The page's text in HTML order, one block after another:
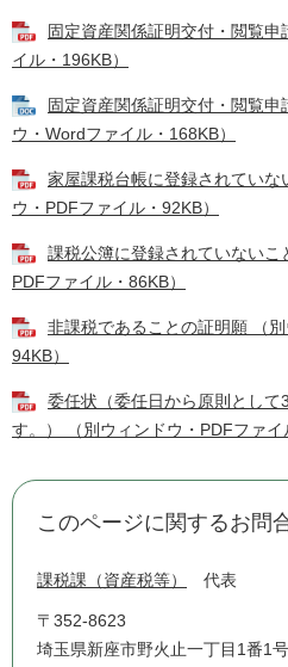
固定資産関係証明交付・閲覧
イル・196KB）
固定資産関係証明交付・閲覧
ウ・Wordファイル・168KB）
家屋課税台帳に登録されていな
ウ・PDFファイル・92KB）
課税公簿に登録されていないこ
PDFファイル・86KB）
非課税であることの証明願 （
94KB）
委任状（委任日から原則とし
す。） （別ウィンドウ・PDFファイ
このページに関するお問
課税課（資産税等） 代表
〒352-8623
埼玉県新座市野火止一丁目1番1